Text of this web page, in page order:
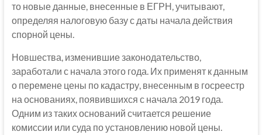
то новые данные, внесенные в ЕГРН, учитывают,
определяя налоговую базу с даты начала действия
спорной цены.
Новшества, изменившие законодательство,
заработали с начала этого года. Их применят к данным
о перемене цены по кадастру, внесенным в госреестр
на основаниях, появившихся с начала 2019 года.
Одним из таких оснований считается решение
комиссии или суда по установлению новой цены.